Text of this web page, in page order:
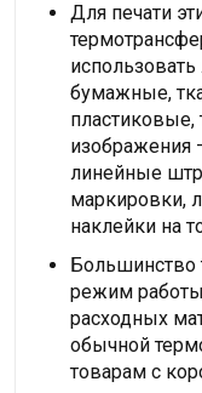
Для печати
бумажные,
изображения
линейные
маркировки,
наклейки на
Большинство
режим
расходных
обычной
товарам с